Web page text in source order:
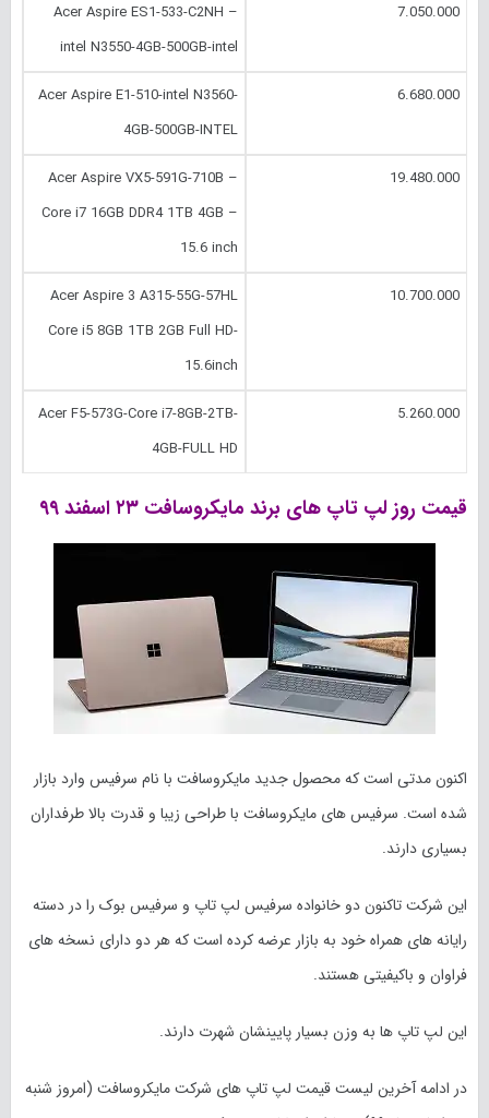
7.050.000
Acer Aspire ES1-533-C2NH –
intel N3550-4GB-500GB-intel
6.680.000
Acer Aspire E1-510-intel N3560-
4GB-500GB-INTEL
19.480.000
Acer Aspire VX5-591G-710B –
Core i7 16GB DDR4 1TB 4GB –
15.6 inch
10.700.000
Acer Aspire 3 A315-55G-57HL
Core i5 8GB 1TB 2GB Full HD-
15.6inch
5.260.000
Acer F5-573G-Core i7-8GB-2TB-
4GB-FULL HD
قیمت روز لپ تاپ های برند مایکروسافت ۲۳ اسفند ۹۹
اکنون مدتی است که محصول جدید مایکروسافت با نام سرفیس وارد بازار
شده است. سرفیس های مایکروسافت با طراحی زیبا و قدرت بالا طرفداران
بسیاری دارند.
این شرکت تاکنون دو خانواده سرفیس لپ تاپ و سرفیس بوک را در دسته
رایانه های همراه خود به بازار عرضه کرده است که هر دو دارای نسخه های
فراوان و باکیفیتی هستند.
این لپ تاپ ها به وزن بسیار پایینشان شهرت دارند.
در ادامه آخرین لیست قیمت لپ تاپ های شرکت مایکروسافت (امروز شنبه